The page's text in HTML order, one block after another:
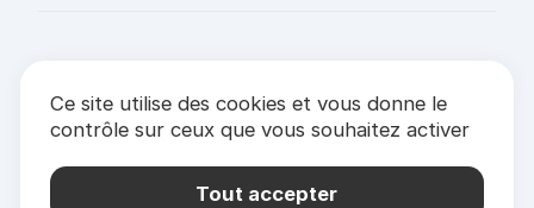
& LABELS
Politique de confidentialité
Ce site utilise des cookies et vous donne le
contrôle sur ceux que vous souhaitez activer
Tout accepter